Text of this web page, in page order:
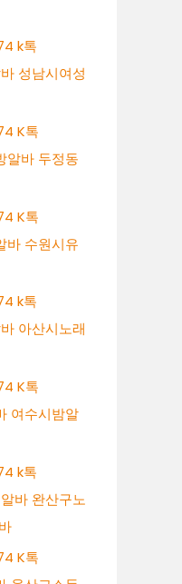
k톡
성남시여성
K톡
알바 두정동
K톡
바 수원시유
k톡
아산시노래
K톡
여수시밤알
k톡
바 완산구노
K톡